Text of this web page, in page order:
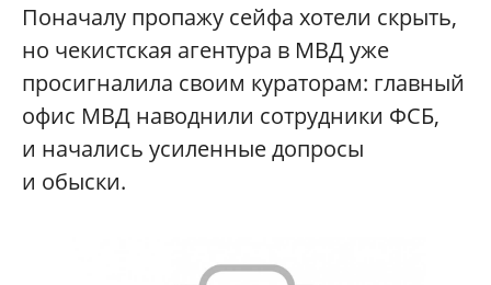
Поначалу пропажу сейфа хотели скрыть,
но чекистская агентура в МВД уже
просигналила своим кураторам: главный
офис МВД наводнили сотрудники ФСБ,
и начались усиленные допросы
и обыски.